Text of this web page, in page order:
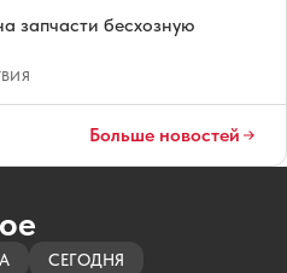
запчасти бесхозную
Больше новостей
СЕГОДНЯ